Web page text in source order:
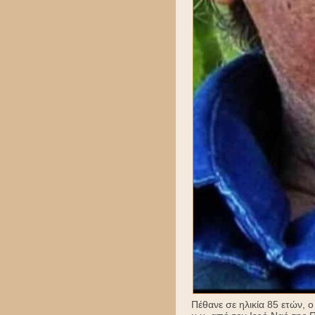
Πέθανε σε ηλικία 85 ετών,